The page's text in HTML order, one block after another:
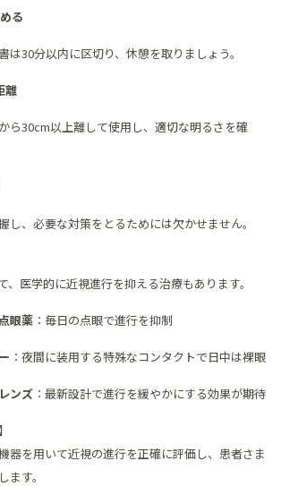
る
は30分以内に区切り、休憩を取りましょう。
離
ら30cm以上離して使用し、適切な明るさを確
し、必要な対策をとるためには欠かせません。
、医学的に近視進行を抑える治療もあります。
眼薬 ：毎日の点眼で進行を抑制
：夜間に装用する特殊なコンタクトで日中は裸眼
ンズ ：最新設計で進行を緩やかにする効果が期待
器を用いて近視の進行を正確に評価し、患者さま
ます。